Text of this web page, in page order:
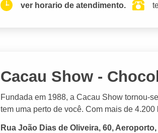
ver horario de atendimento.
Cacau Show -
Fundada em 1988, a Cacau Show tornou-
tem uma perto de você. Com mais de 4.200
Rua João Dias de Oliveira, 60,